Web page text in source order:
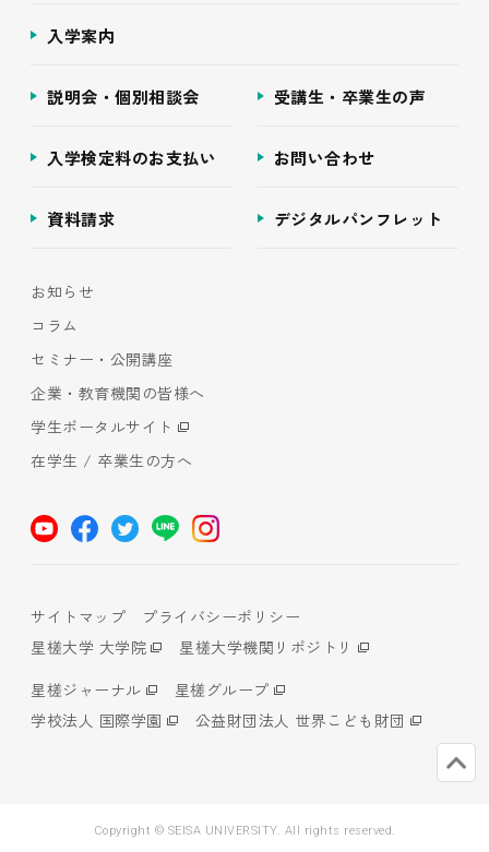
入学案内
説明会・個別相談会 受講生・卒業生の声
入学検定料のお支払い お問い合わせ
資料請求 デジタルパンフレット
お知らせ
コラム
セミナー・公開講座
企業・教育機関の皆様へ
学生ポータルサイト
在学生 / 卒業生の方へ
サイトマップ
プライバシーポリシー
星槎大学 大学院
星槎大学機関リポジトリ
星槎ジャーナル
星槎グループ
学校法人 国際学園
公益財団法人 世界こども財団
Copyright © SEISA UNIVERSITY. All rights reserved.